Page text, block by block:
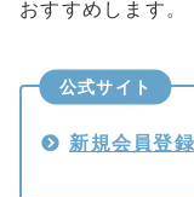
おすすめします。
公式サイト
新規会員登